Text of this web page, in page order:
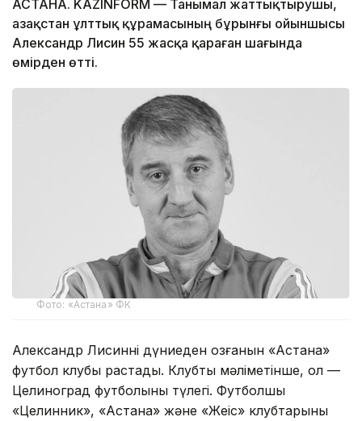
АСТАНА. KAZINFORM — Танымал жаттықтырушы,
Қазақстан ұлттық құрамасының бұрынғы ойыншысы
Александр Лисин 55 жасқа қараған шағында
өмірден өтті.
Фото: «Астана» ФК
Александр Лисиннің дүниеден озғанын «Астана»
футбол клубы растады. Клубтың мәліметінше, ол —
Целиноград футболының түлегі. Футболшы
«Целинник», «Астана» және «Жеңіс» клубтарының